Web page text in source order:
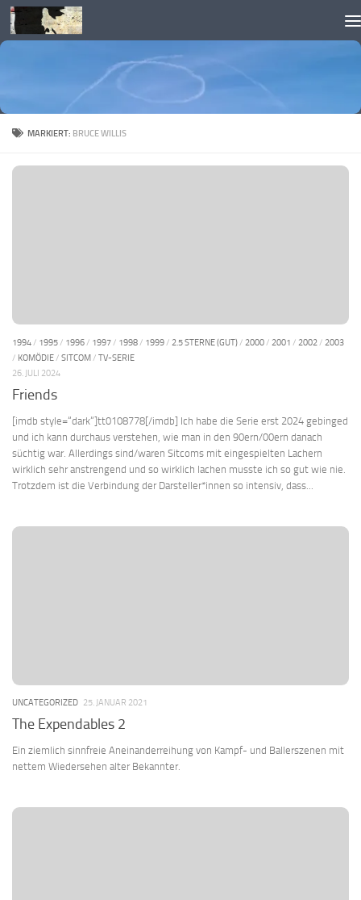
Skip to content
MARKIERT: BRUCE WILLIS
1994/ 1995/ 1996/ 1997/ 1998/ 1999/ 2.5 STERNE (GUT)/ 2000/ 2001 / 2002/ 2003
/ KOMÖDIE/ SITCOM/ TV-SERIE
26. JULI 2024
Friends
[imdb style=“dark“]tt0108778[/imdb] Ich habe die Serie erst 2024 gebinged
und ich kann durchaus verstehen, wie man in den 90ern/00ern danach
süchtig war. Allerdings sind/waren Sitcoms mit eingespielten Lachern
wirklich sehr anstrengend und so wirklich lachen musste ich so gut wie nie.
Trotzdem ist die Verbindung der Darsteller*innen so intensiv, dass...
UNCATEGORIZED 25. JANUAR 2021
The Expendables 2
Ein ziemlich sinnfreie Aneinanderreihung von Kampf- und Ballerszenen mit
nettem Wiedersehen alter Bekannter.